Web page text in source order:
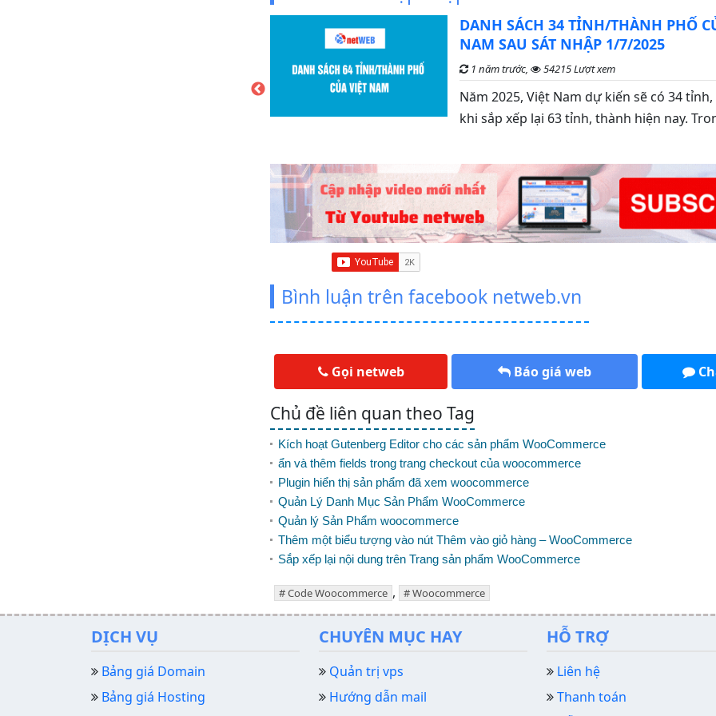
DANH SÁCH 34 TỈNH/THÀNH PHỐ
NAM SAU SÁT NHẬP 1/7/2025
1 năm trước, 54215 Lượt xem
Năm 2025, Việt Nam dự kiến sẽ có 34
khi sắp xếp lại 63 tỉnh, thành hiện nay.
Bình luận trên facebook netweb.vn
Gọi netweb Báo giá web
Chủ đề liên quan theo Tag
Kích hoạt Gutenberg Editor cho các sản phẩm WooCommerce
ẩn và thêm fields trong trang checkout của woocommerce
Plugin hiển thị sản phẩm đã xem woocommerce
Quản Lý Danh Mục Sản Phẩm WooCommerce
Quản lý Sản Phẩm woocommerce
Thêm một biểu tượng vào nút Thêm vào giỏ hàng – WooCommerce
Sắp xếp lại nội dung trên Trang sản phẩm WooCommerce
Code Woocommerce , Woocommerce
DỊCH VỤ
Bảng giá Domain
Bảng giá Hosting
CHUYÊN MỤC HAY
Quản trị vps
Hướng dẫn mail
HỖ TRỢ
Liên hệ
Thanh toán